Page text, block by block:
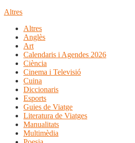
Altres
Altres
Anglès
Art
Calendaris i Agendes 2026
Ciència
Cinema i Televisió
Cuina
Diccionaris
Esports
Guies de Viatge
Literatura de Viatges
Manualitats
Multimèdia